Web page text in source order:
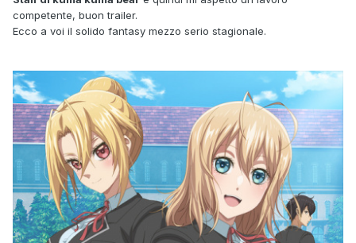
competente, buon trailer.
Ecco a voi il solido fantasy mezzo serio stagionale.